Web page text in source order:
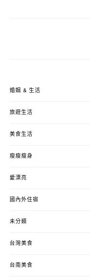
婚姻 & 生活
旅遊生活
美食生活
瘦瘦瘦身
愛漂亮
國內外住宿
未分類
台灣美食
台南美食